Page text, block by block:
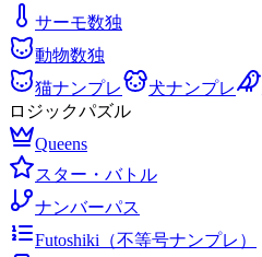
サーモ数独
動物数独
猫ナンプレ
犬ナンプレ
ロジックパズル
Queens
スター・バトル
ナンバーパス
Futoshiki（不等号ナンプレ）